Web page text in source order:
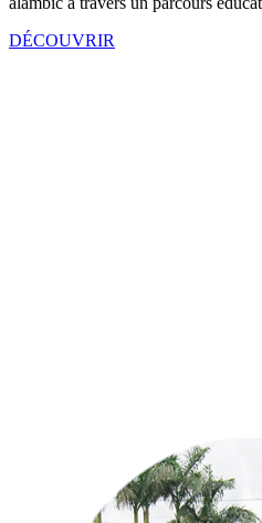
DÉCOUVRIR